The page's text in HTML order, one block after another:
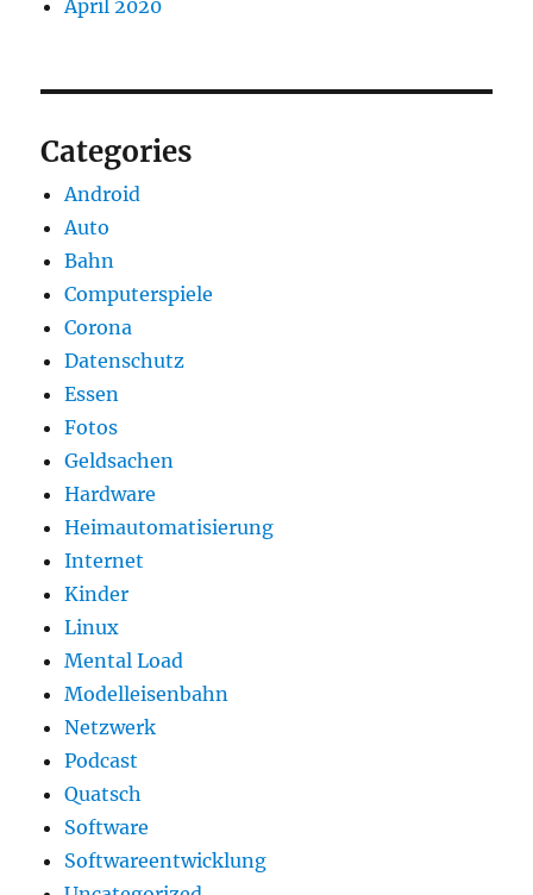
April 2020
Categories
Android
Auto
Bahn
Computerspiele
Corona
Datenschutz
Essen
Fotos
Geldsachen
Hardware
Heimautomatisierung
Internet
Kinder
Linux
Mental Load
Modelleisenbahn
Netzwerk
Podcast
Quatsch
Software
Softwareentwicklung